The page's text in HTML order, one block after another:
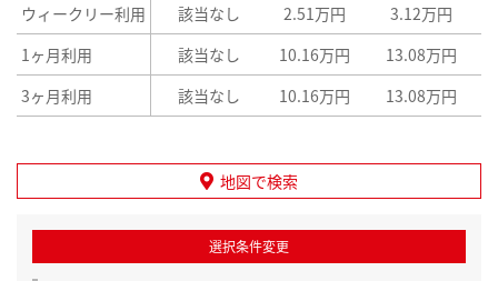
ウィークリー利用 該当なし 2.51万円 3.12万円
1ヶ月利用
該当なし 10.16万円 13.08万円
3ヶ月利用
該当なし 10.16万円 13.08万円
地図で検索
選択条件変更